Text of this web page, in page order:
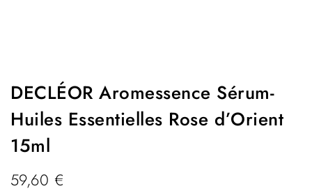
DECLÉOR Aromessence Sérum-
Huiles Essentielles Rose d’Orient
15ml
59,60 €